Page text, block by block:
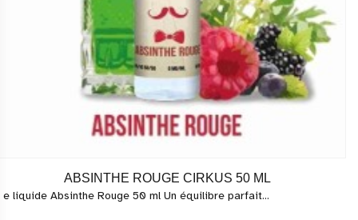
ABSINTHE ROUGE CIRKUS 50 ML
e liquide Absinthe Rouge 50 ml Un équilibre parfait...